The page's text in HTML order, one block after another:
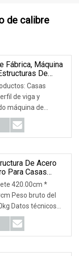
de calibre
Fábrica, Máquina
De
Máquina
De
Ligero C89
Casas
de viga y
máquina de
de ca
De Acero
Para Casas
420.00cm *
Peso bruto del
Datos técnicos